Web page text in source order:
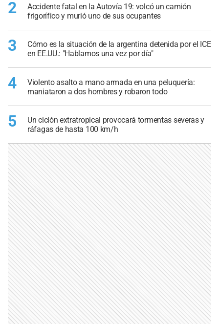
2
Accidente fatal en la Autovía 19: volcó un camión
frigorífico y murió uno de sus ocupantes
3
Cómo es la situación de la argentina detenida por el ICE
en EE.UU.: "Hablamos una vez por día"
4
Violento asalto a mano armada en una peluquería:
maniataron a dos hombres y robaron todo
5
Un ciclón extratropical provocará tormentas severas y
ráfagas de hasta 100 km/h